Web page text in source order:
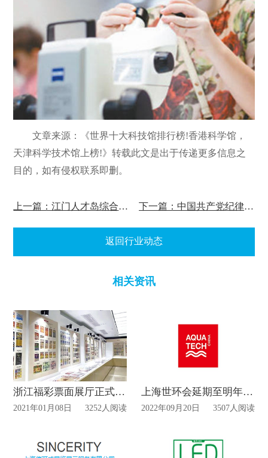
文章来源：《世界十大科技馆排行榜!香港科学馆，
天津科学技术馆上榜!》转载此文是出于传递更多信息之
目的，如有侵权联系即删。
上一篇：江门人才岛综合展览馆春节后交工! 下一篇：中国共产党纪律建设历史陈列馆数字展馆上线
返回行业动态
相关资讯
浙江福彩票面展厅正式投入使用!
2021年01月08日 3252人阅读
上海世环会延期至明年六月份初
2022年09月20日 3507人阅读